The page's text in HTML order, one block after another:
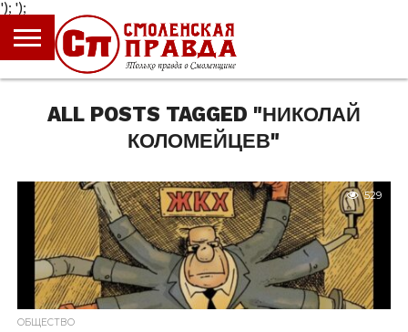
');
ГЛАВНАЯ
НОВОСТИ
ПРОИСШЕСТВИЯ
ПОЛИТИКА
КУЛЬТУРА
ЭКОНОМИКА
ОБЩЕСТВО
БЛОГИ
ALL POSTS TAGGED "НИКОЛАЙ
КОЛОМЕЙЦЕВ"
529
ОБЩЕСТВО
');